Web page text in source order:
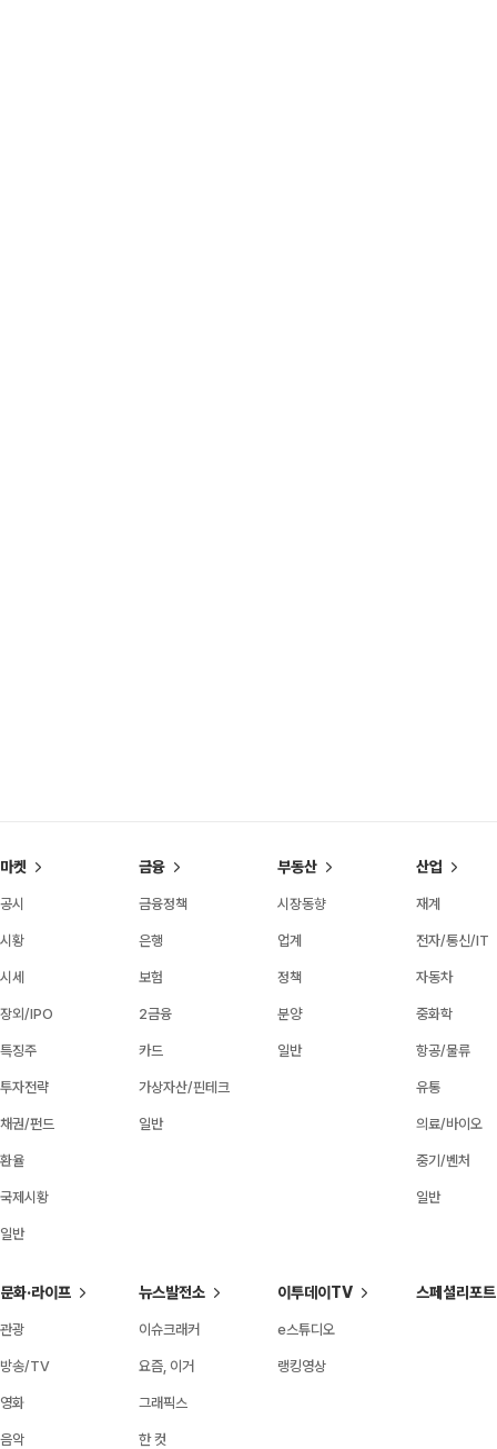
마켓
공시
시황
시세
장외/IPO
특징주
투자전략
채권/펀드
환율
국제시황
일반
금융
금융정책
은행
보험
2금융
카드
가상자산/핀테크
일반
부동산
시장동향
업계
정책
분양
일반
산업
재계
전자/통신/IT
자동차
중화학
항공/물류
유통
의료/바이오
중기/벤처
일반
문화·라이프
관광
방송/TV
영화
음악
뉴스발전소
이슈크래커
요즘, 이거
그래픽스
한 컷
이투데이TV
e스튜디오
랭킹영상
스페셜리포트